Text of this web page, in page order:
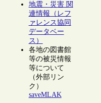
地震・災害 関
連情報（レフ
ァレンス協同
データベー
ス）
各地の図書館
等の被災情報
等について
（外部リン
ク）
saveMLAK